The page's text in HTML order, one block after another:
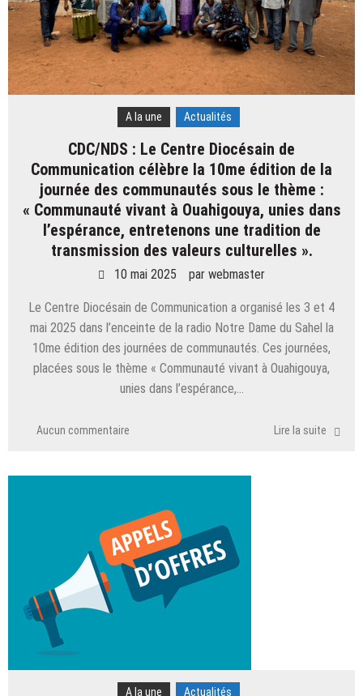
A la une Actualités
CDC/NDS : Le Centre Diocésain de
Communication célèbre la 10me édition de la
journée des communautés sous le thème :
« Communauté vivant à Ouahigouya, unies dans
l’espérance, entretenons une tradition de
transmission des valeurs culturelles ».
10 mai 2025 par webmaster
Le Centre Diocésain de Communication a organisé les 3 et 4
mai 2025 dans l’enceinte de la radio Notre Dame du Sahel la
10me édition des journées de communautés. Ces journées,
placées sous le thème « Communauté vivant à Ouahigouya,
unies dans l’espérance,…
Aucun commentaire Lire la suite
A la une Actualités